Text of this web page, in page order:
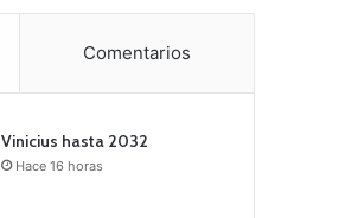
Comentarios
Vinicius hasta 2032
Hace 16 horas